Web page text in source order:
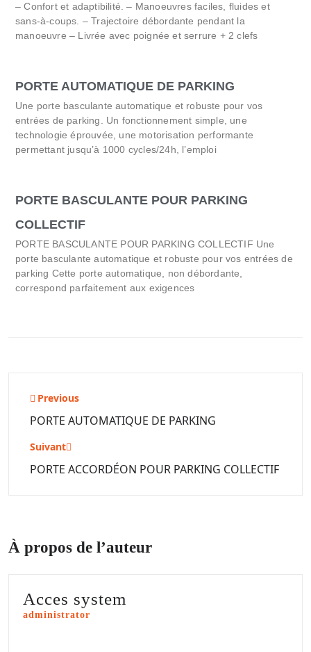
– Confort et adaptibilité. – Manoeuvres faciles, fluides et
sans-à-coups. – Trajectoire débordante pendant la
manoeuvre – Livrée avec poignée et serrure + 2 clefs
PORTE AUTOMATIQUE DE PARKING
Une porte basculante automatique et robuste pour vos
entrées de parking. Un fonctionnement simple, une
technologie éprouvée, une motorisation performante
permettant jusqu’à 1000 cycles/24h, l’emploi
PORTE BASCULANTE POUR PARKING
COLLECTIF
PORTE BASCULANTE POUR PARKING COLLECTIF Une
porte basculante automatique et robuste pour vos entrées de
parking Cette porte automatique, non débordante,
correspond parfaitement aux exigences
Previous
PORTE AUTOMATIQUE DE PARKING
Suivant
PORTE ACCORDÉON POUR PARKING COLLECTIF
À propos de l’auteur
Acces system
administrator